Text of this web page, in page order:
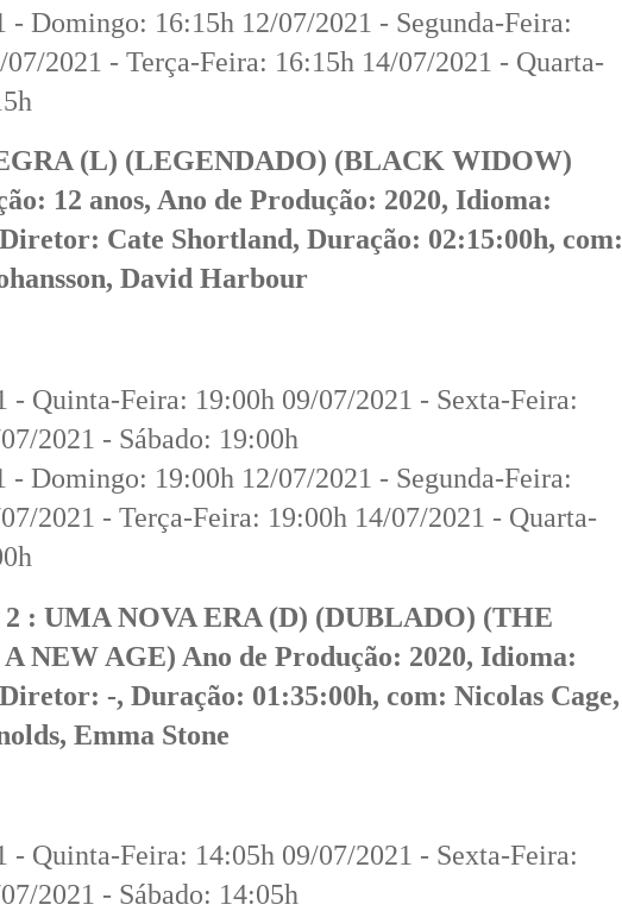
- Domingo: 16:15h 12/07/2021 - Segunda-Feira:
2021 - Terça-Feira: 16:15h 14/07/2021 - Quarta-
(L) (LEGENDADO) (BLACK WIDOW)
12 anos, Ano de Produção: 2020, Idioma:
Cate Shortland, Duração: 02:15:00h, com:
David Harbour
- Quinta-Feira: 19:00h 09/07/2021 - Sexta-Feira:
2021 - Sábado: 19:00h
- Domingo: 19:00h 12/07/2021 - Segunda-Feira:
2021 - Terça-Feira: 19:00h 14/07/2021 - Quarta-
2 : UMA NOVA ERA (D) (DUBLADO) (THE
NEW AGE) Ano de Produção: 2020, Idioma:
-, Duração: 01:35:00h, com: Nicolas Cage,
Emma Stone
- Quinta-Feira: 14:05h 09/07/2021 - Sexta-Feira:
2021 - Sábado: 14:05h